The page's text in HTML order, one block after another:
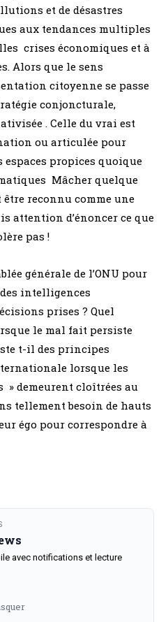
et de désastres
aux tendances multiples
crises économiques et à
Alors que le sens
citoyenne se passe
conjoncturale,
. Celle du vrai est
ou articulée pour
espaces propices quoique
Mâcher quelque
reconnu comme une
attention d’énoncer ce que
pas !
générale de l’ONU pour
intelligences
prises ? Quel
le mal fait persiste
t-il des principes
lorsque les
demeurent cloîtrées au
tellement besoin de hauts
égo pour correspondre à
avec notifications et lecture